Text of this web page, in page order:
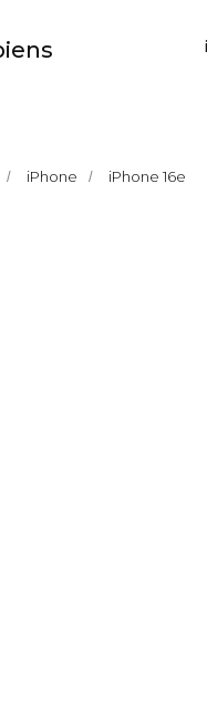
/ iPhone / iPhone 16e